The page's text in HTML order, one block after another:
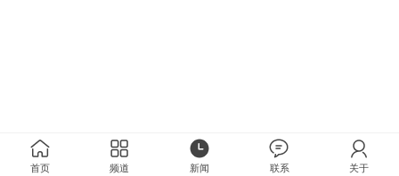
首页 频道 新闻 联系 关于